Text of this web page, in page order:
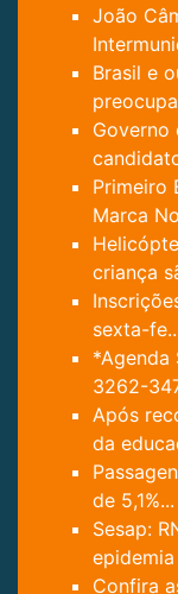
João
Brasil e
Governo
Primeiro
Marca
criança
sexta-
*Agenda
3262-
Após
da
de 5,1%...
Sesap:
epidemia
Confira